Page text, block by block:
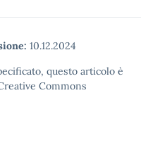
10.12.2024
questo articolo è
Commons